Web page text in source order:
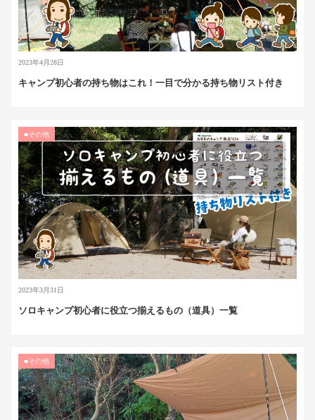
2023年4月28日
キャンプ初心者の持ち物はこれ！一目で分かる持ち物リスト付き
2023年3月31日
■その他
ソロキャンプ初心者に役立つ揃えるもの（道具）一覧
■その他